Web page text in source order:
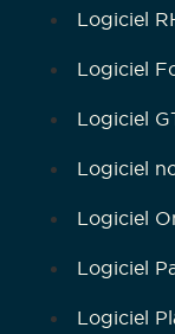
Logiciel
Logiciel
Logiciel
Logiciel
Logiciel
Logiciel
Logiciel